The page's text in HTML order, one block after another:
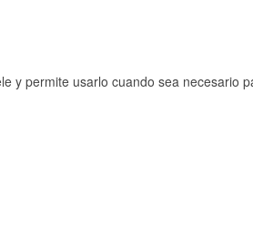
y permite usarlo cuando sea necesario